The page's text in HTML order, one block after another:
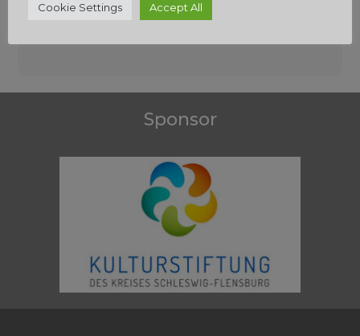
Beitragsnavigation
Sponsor
Cookie Settings Accept All